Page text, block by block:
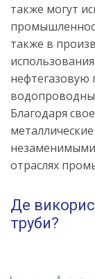
также могут
также в
Благодаря
отраслях
Де
труби?